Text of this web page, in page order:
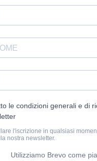
le condizioni generali e di
l'iscrizione in qualsiasi
nostra newsletter.
Utilizziamo Brevo come